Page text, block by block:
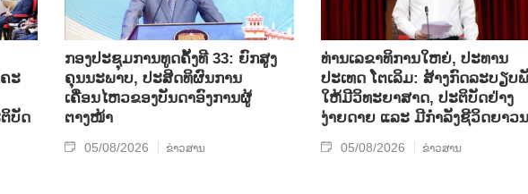
ະ
ບັດ
ກອງປະຊຸມການທູດຄັ້ງທີ 33: ຍົກສູງ
ຄຸນນະພາບ, ປະສິດທິຜົນການ
ເຄື່ອນໄຫວຂອງບັນດາອົງການຜູ້
ຕາງໜ້າ
05/08/2026 ຂ່າວສານ
ທ່ານເລຂາທິການໃຫຍ່, ປະທານ
ປະເທດ ໂຕເລິມ: ສ້າງກົດລະບຽບ
ໃຫ້ມີວິທະຍາສາດ, ປະຕິບັດຢ່າງ
ງ່າຍດາຍ ແລະ ມີກຳລັງຊີວິດຍາວ
05/08/2026 ຂ່າວສານ